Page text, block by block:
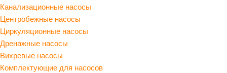
Канализационные насосы
Центробежные насосы
Циркуляционные насосы
Дренажные насосы
Вихревые насосы
Комплектующие для насосов